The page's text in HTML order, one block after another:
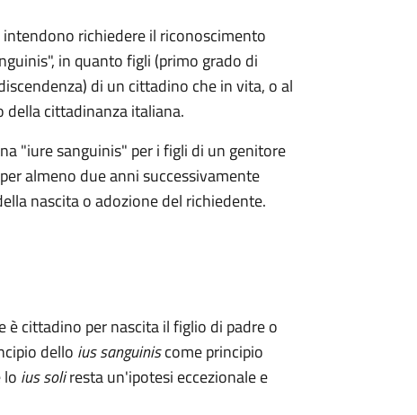
richiedere il riconoscimento
in quanto figli (primo grado di
di un cittadino che in vita, o al
della cittadinanza italiana.
"iure sanguinis" per i figli di un genitore
almeno due anni successivamente
nascita o adozione del richiedente.
è cittadino per nascita il figlio di padre o
dello ius sanguiniscome principio
lo ius soliresta un'ipotesi eccezionale e